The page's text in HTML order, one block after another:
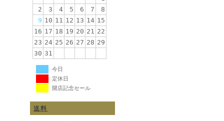
2
3 4 5 6 7
8
9 10 11 12 13 14 15
16 17 18 19 20 21 22
23 24 25 26 27 28 29
30 31
今日
定休日
開店記念セール
送料